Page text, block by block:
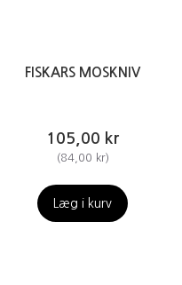
FISKARS MOSKNIV
105,00 kr
(84,00 kr)
Læg i kurv